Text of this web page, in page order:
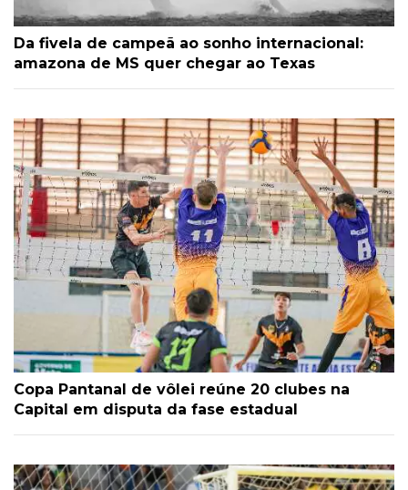
Da fivela de campeã ao sonho internacional:
amazona de MS quer chegar ao Texas
Copa Pantanal de vôlei reúne 20 clubes na
Capital em disputa da fase estadual